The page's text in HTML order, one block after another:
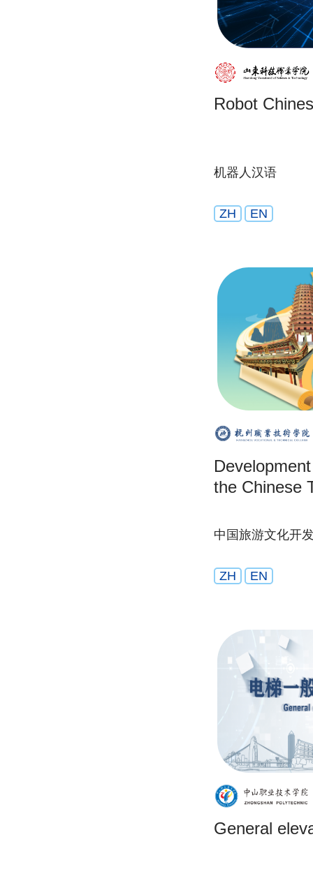
Robot
机器人汉语
ZH EN
the Chinese
中国旅游文化开
ZH EN
General